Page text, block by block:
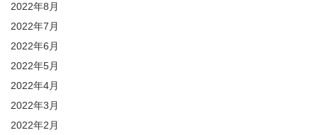
2022年8月
2022年7月
2022年6月
2022年5月
2022年4月
2022年3月
2022年2月